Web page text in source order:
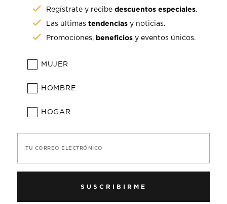
Regístrate y recibedescuentos especiales.
Las últimastendencias y noticias.
Promociones, beneficios y eventos únicos.
MUJER
HOMBRE
HOGAR
TU CORREO ELECTRÓNICO
SUSCRIBIRME